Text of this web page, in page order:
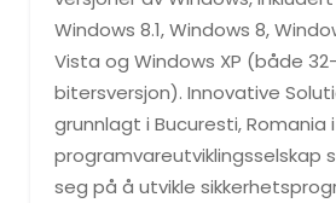
Windows 8.1, Windows 8,
Vista og Windows XP (både
bitersversjon). Innovative
grunnlagt i Bucuresti, Romania
programvareutviklingsselskap
seg på å utvikle